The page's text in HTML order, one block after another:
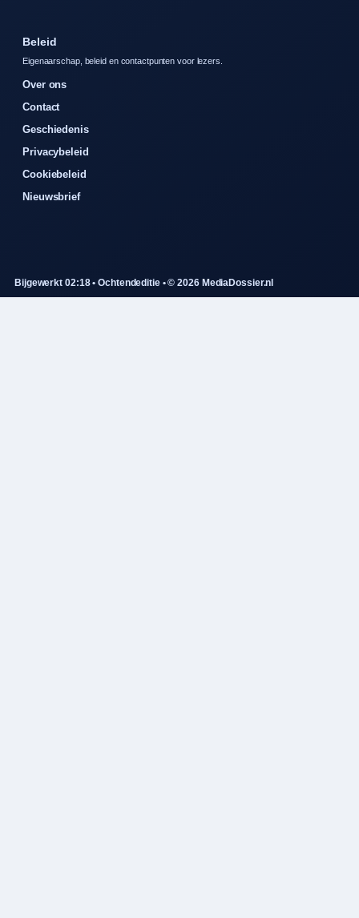
Beleid
Eigenaarschap, beleid en contactpunten voor lezers.
Over ons
Contact
Geschiedenis
Privacybeleid
Cookiebeleid
Nieuwsbrief
Bijgewerkt 02:18 • Ochtendeditie • © 2026 MediaDossier.nl